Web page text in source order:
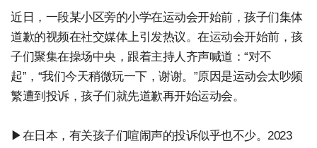
近日，一段某小区旁的小学在运动会开始前，孩子们集体
道歉的视频在社交媒体上引发热议。在运动会开始前，孩
子们聚集在操场中央，跟着主持人齐声喊道：“对不
起”，“我们今天稍微玩一下，谢谢。”原因是运动会太吵频
繁遭到投诉，孩子们就先道歉再开始运动会。
▶在日本，有关孩子们喧闹声的投诉似乎也不少。2023